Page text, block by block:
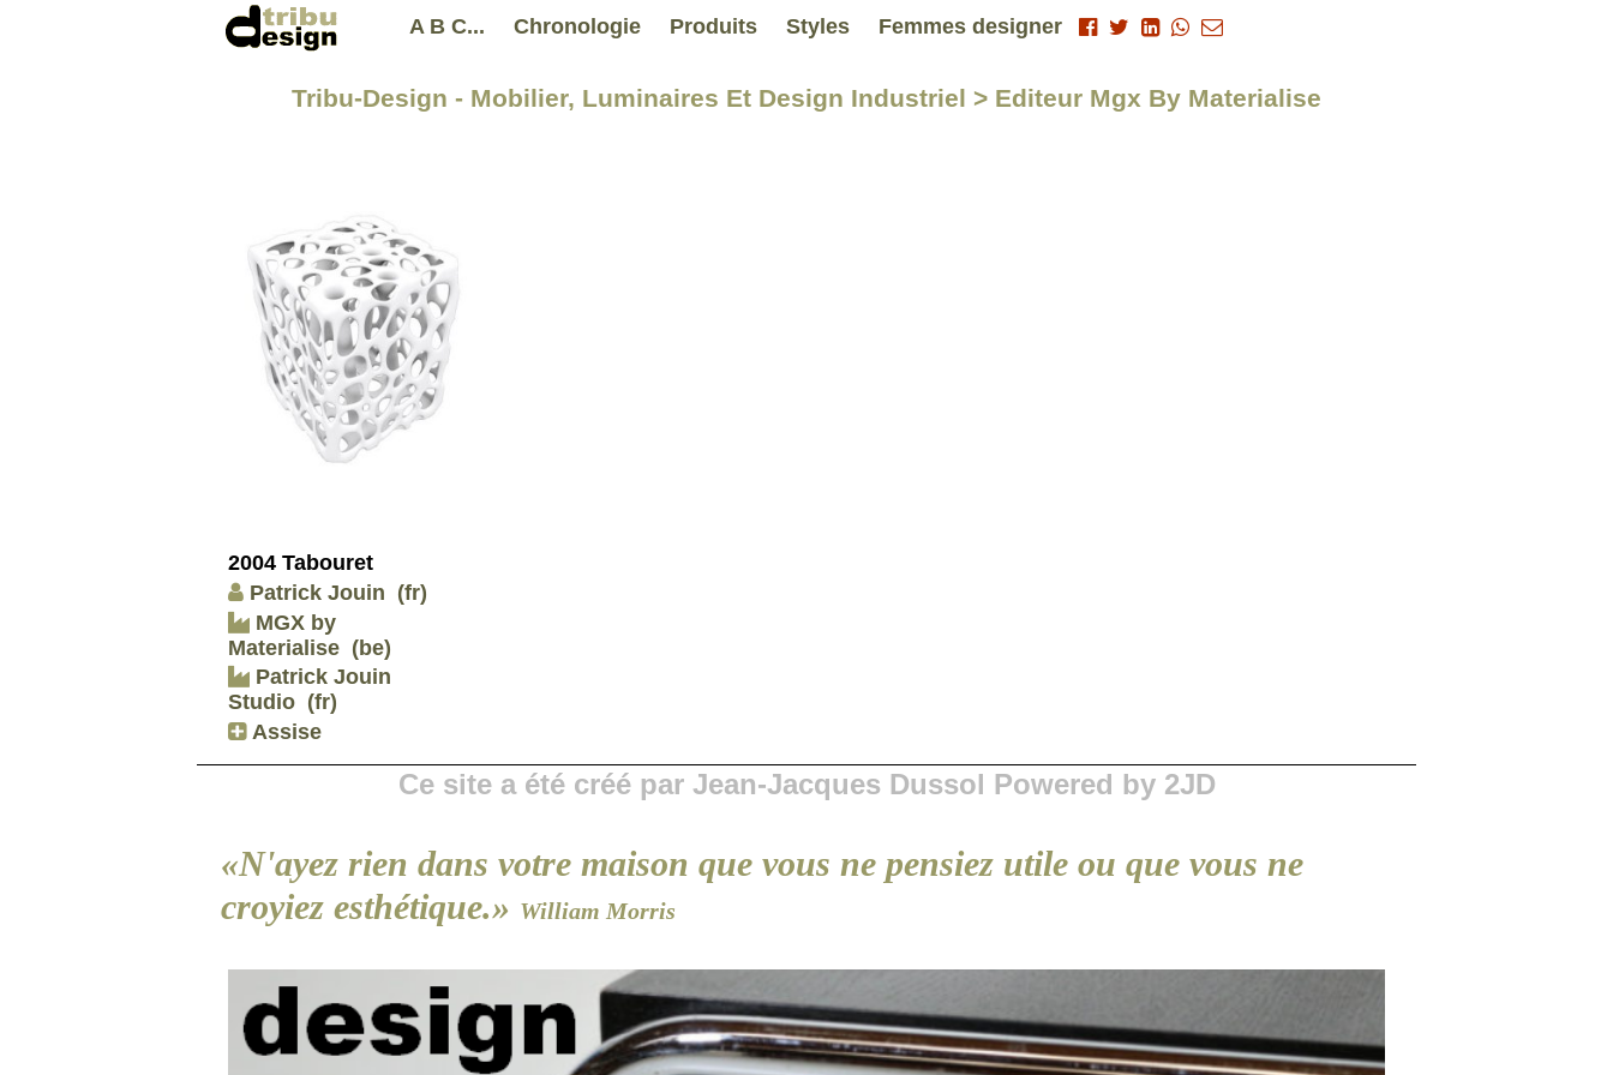
A B C... Chronologie Produits Styles Femmes designer
Tribu-Design - Mobilier, Luminaires Et Design Industriel > Editeur Mgx By Materialise
2004 Tabouret
Patrick Jouin (fr)
MGX by
Materialise (be)
Patrick Jouin
Studio (fr)
Assise
Ce site a été créé par Jean-Jacques Dussol Powered by 2JD
«N'ayez rien dans votre maison que vous ne pensiez utile ou que vous ne
croyiez esthétique.» William Morris